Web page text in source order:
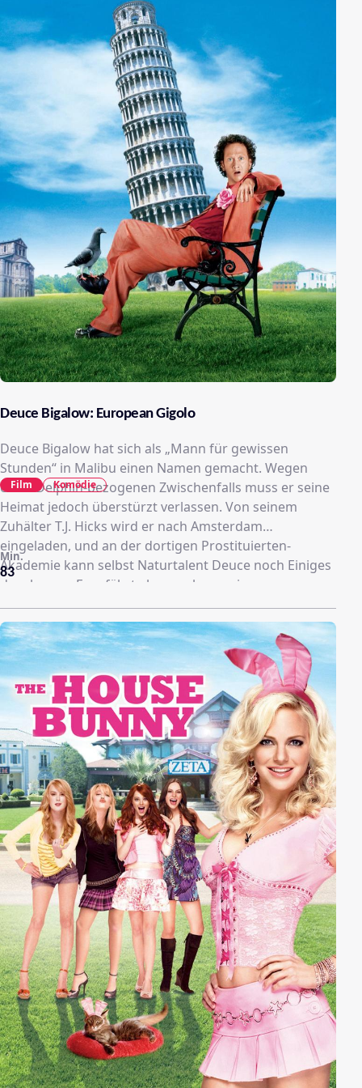
Deuce Bigalow: European Gigolo
Deuce Bigalow hat sich als „Mann für gewissen
Stunden“ in Malibu einen Namen gemacht. Wegen
eines Delphin-bezogenen Zwischenfalls muss er seine
Heimat jedoch überstürzt verlassen. Von seinem
Zuhälter T.J. Hicks wird er nach Amsterdam
eingeladen, und an der dortigen Prostituierten-
Akademie kann selbst Naturtalent Deuce noch Einiges
dazulernen. Er erfährt aber auch von einer
mysteriösen Mordserie, die die Reihen der
beliebtesten Escorts lichtet. Da die Geheimgesellschaft
Königlich-Europäische Vereinigung der männlichen
Huren die Bedrohung nicht ernst nimmt, kann der
„Gigolomörder“ weiter ungehindert sein Unwesen
treiben. Also macht sich Deuce auf die Suche nach
dem geheimnisvollen Killer. Seine Undercover-
Nachforschungen führen ihn in die Arme einiger
Freierinnnen mit absonderlichen Wünschen, aber auch
in die der schönen Eva die allerdings gleich an einer
ganzen Reihe von Zwangsstörungen leidet.
83
Min.
Film Komödie